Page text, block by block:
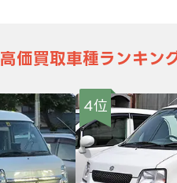
高価買取車種ランキン
4位